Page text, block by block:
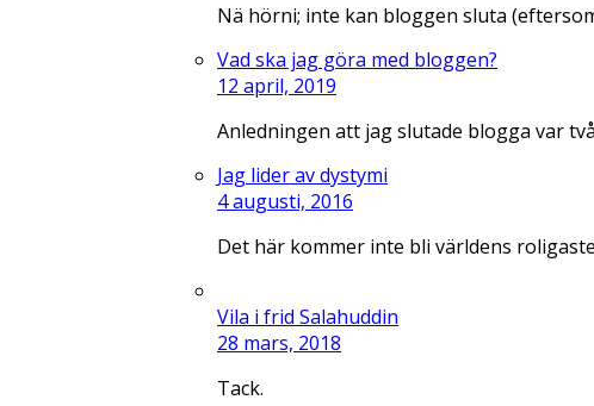
Nä hörni; inte kan bloggen sluta
Vad ska jag göra med bloggen?
12 april, 2019
Anledningen att jag slutade blogga var
Jag lider av dystymi
4 augusti, 2016
Det här kommer inte bli världens
Vila i frid Salahuddin
28 mars, 2018
Tack.